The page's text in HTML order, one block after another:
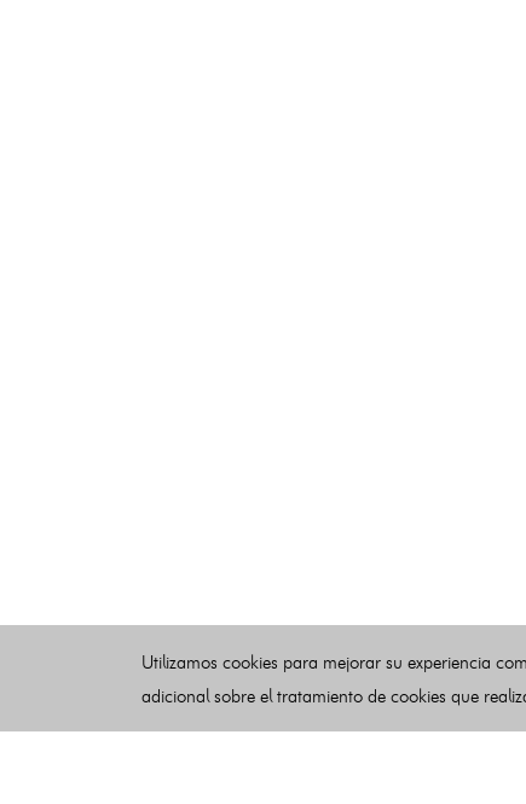
Utilizamos cookies para mejorar su experiencia
adicional sobre el tratamiento de cookies que